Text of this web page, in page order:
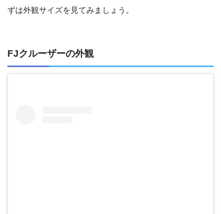
ずは外観サイズを見てみましょう。
FJクルーザーの外観